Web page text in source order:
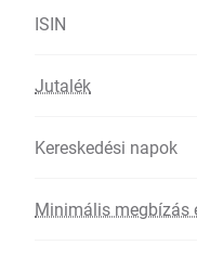
ISIN
Jutalék
Kereskedési napok
Minimális megbízás